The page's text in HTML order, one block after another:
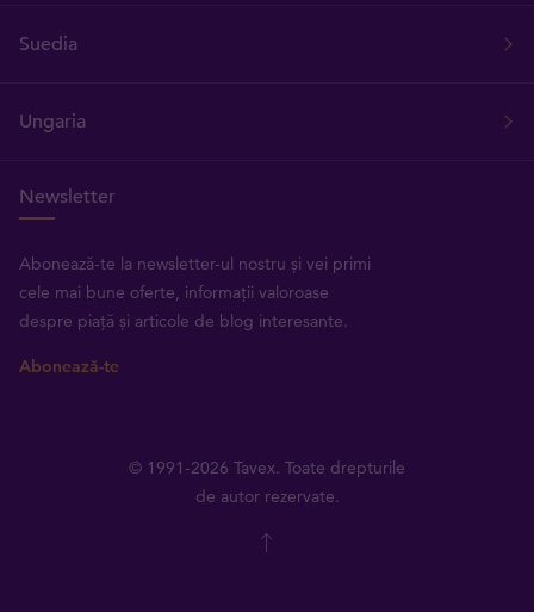
Suedia
Ungaria
Newsletter
Abonează-te la newsletter-ul nostru și vei primi
cele mai bune oferte, informații valoroase
despre piață și articole de blog interesante.
Abonează-te
© 1991-2026 Tavex. Toate drepturile
de autor rezervate.